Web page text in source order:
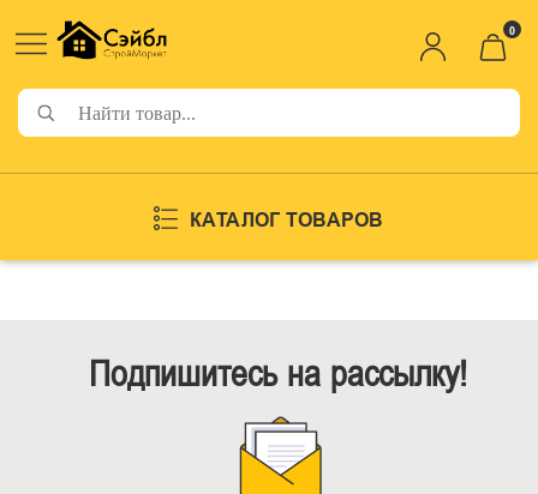
0
КАТАЛОГ ТОВАРОВ
Подпишитесь на рассылку!